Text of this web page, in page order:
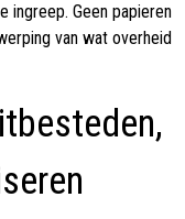
ingreep. Geen papieren
van wat overheid